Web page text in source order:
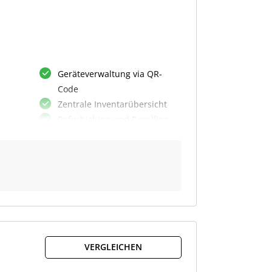
Geräteverwaltung via QR-
Code
Zentrale Inventarübersicht
Inventar-Taxonomien
Standortbezogene Zuweisung
VERGLEICHEN